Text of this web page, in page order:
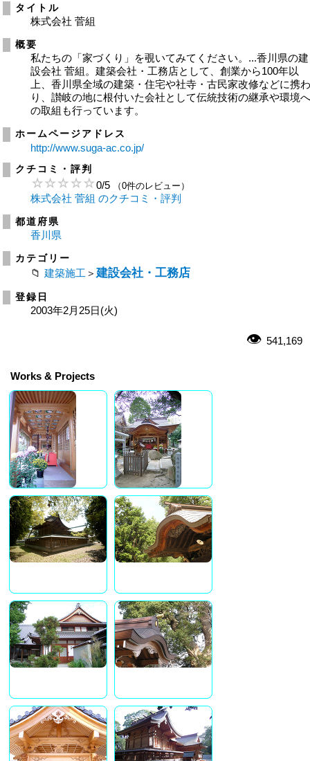
タイトル
株式会社 菅組
概要
私たちの「家づくり」を覗いてみてください。...香川県の建
設会社 菅組。建築会社・工務店として、創業から100年以
上、香川県全域の建築・住宅や社寺・古民家改修などに携
り、讃岐の地に根付いた会社として伝統技術の継承や環境
の取組も行っています。
ホームページアドレス
http://www.suga-ac.co.jp/
クチコミ・評判
0/5 （0件のレビュー）
株式会社 菅組 のクチコミ・評判
都道府県
香川県
カテゴリー
建築施工 ＞ 建設会社・工務店
登録日
2003年2月25日(火)
541,169
Works & Projects